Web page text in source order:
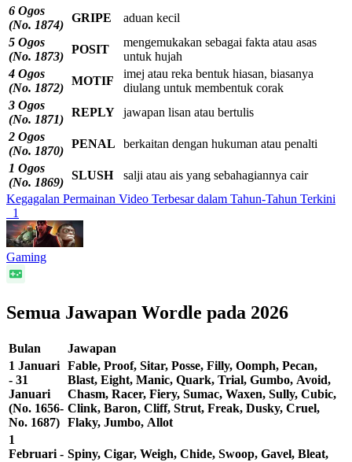
6 Ogos
(No. 1874)
GRIPE
aduan kecil
5 Ogos
(No. 1873)
POSIT
mengemukakan sebagai fakta atau asas
untuk hujah
4 Ogos
(No. 1872)
MOTIF
imej atau reka bentuk hiasan, biasanya
diulang untuk membentuk corak
3 Ogos
(No. 1871)
REPLY
jawapan lisan atau bertulis
2 Ogos
(No. 1870)
PENAL
berkaitan dengan hukuman atau penalti
1 Ogos
(No. 1869)
SLUSH
salji atau ais yang sebahagiannya cair
Kegagalan Permainan Video Terbesar dalam Tahun-Tahun Terkini
1
Gaming
Semua Jawapan Wordle pada 2026
Bulan
Jawapan
1 Januari
- 31
Januari
(No. 1656-
No. 1687)
Fable, Proof, Sitar, Posse, Filly, Oomph, Pecan,
Blast, Eight, Manic, Quark, Trial, Gumbo, Avoid,
Chasm, Racer, Fiery, Sumac, Waxen, Sully, Cubic,
Clink, Baron, Cliff, Strut, Freak, Dusky, Cruel,
Flaky, Jumbo, Allot
1
Februari - Spiny, Cigar, Weigh, Chide, Swoop, Gavel, Bleat,